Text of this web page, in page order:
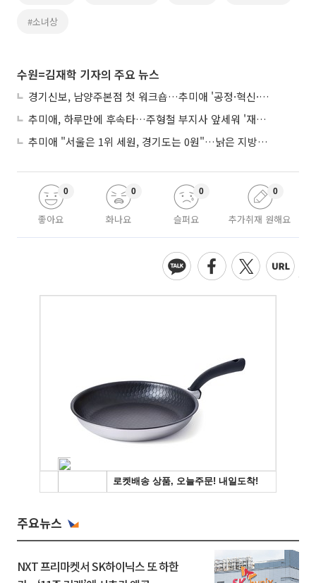
#소녀상
수원=김재학 기자의 주요 뉴스
경기신보, 남양주본점 첫 워크숍…추미애 '공정·혁신·포용' 전면 반영
추미애, 하루만에 후속타…주형철 부지사 앞세워 '재정TF' 즉시 가동
추미애 "서울은 1위 세원, 경기도는 0원"…낡은 지방세제 정조준
좋아요
0
화나요
0
슬퍼요
0
추가취재 원해요
0
주요뉴스
NXT 프리마켓서 SK하이닉스 또 하한